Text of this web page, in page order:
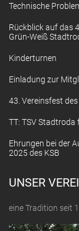
Technische
Rückblick auf das
Grün-Weiß
Kinderturnen
Einladung zur
43. Vereinsfest
TT: TSV
Ehrungen bei der
2025 des KSB
UNSER
eine Tradition seit